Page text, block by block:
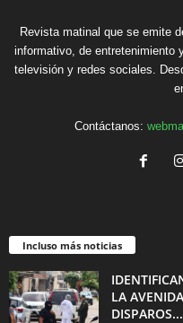
Revista matinal que se emite
informativo, de entretenimiento
televisión y redes sociales.
Contáctanos:
Incluso más noticias
LA
DISPAROS...